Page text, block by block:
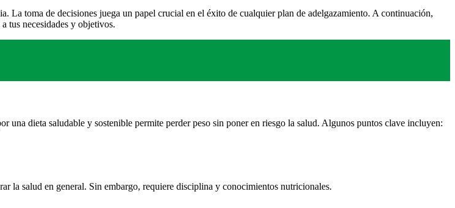
La toma de decisiones juega un papel crucial en el éxito de cualquier plan de adelgazamiento. A continuación,
tus necesidades y objetivos.
dieta saludable y sostenible permite perder peso sin poner en riesgo la salud. Algunos puntos clave incluyen:
la salud en general. Sin embargo, requiere disciplina y conocimientos nutricionales.